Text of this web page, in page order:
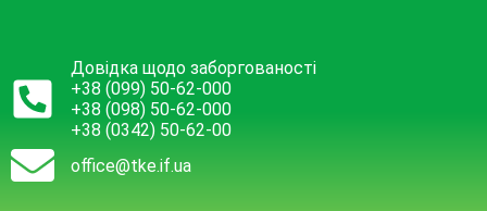
Довідка щодо заборгованості
+38 (099) 50-62-000
+38 (098) 50-62-000
+38 (0342) 50-62-00
office@tke.if.ua